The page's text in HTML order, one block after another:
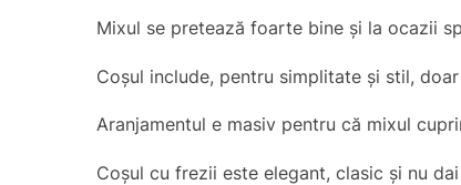
Mixul se pretează foarte bine și la ocazii
Coșul include, pentru simplitate și stil,
Aranjamentul e masiv pentru că mixul
Coșul cu frezii este elegant, clasic și nu